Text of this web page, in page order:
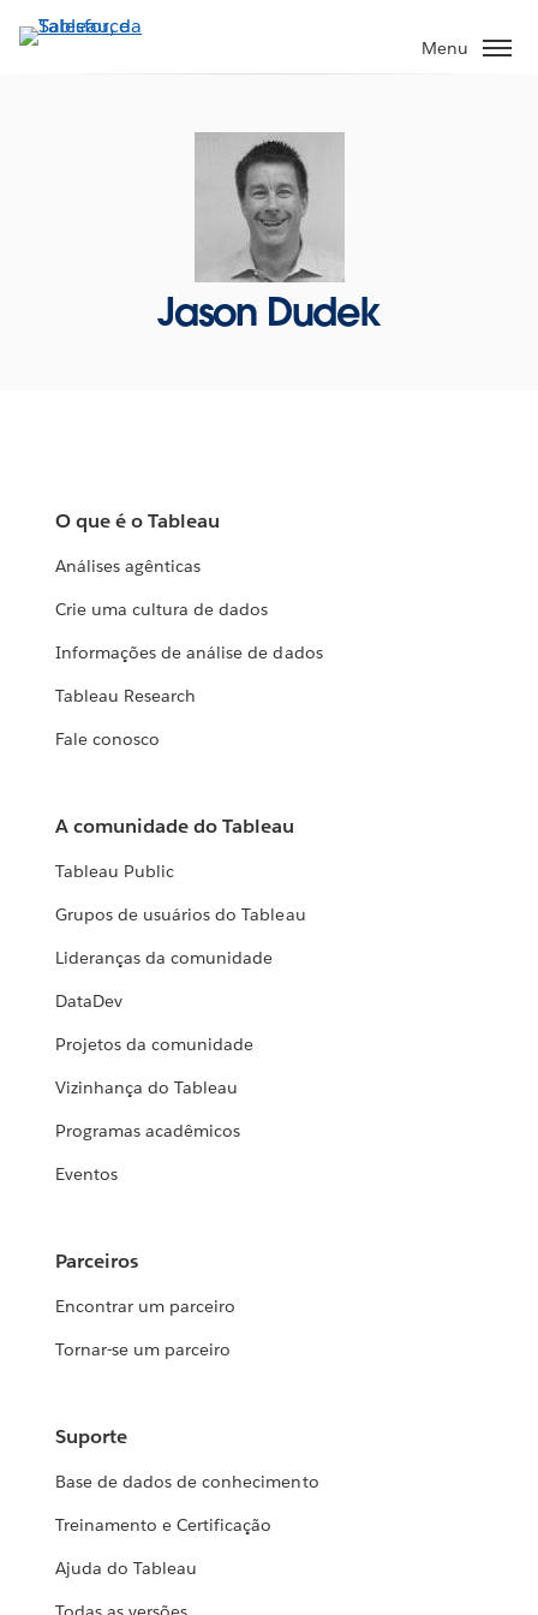
Pular
para
Menu
Jason Dudek
O que é o Tableau
Análises agênticas
Crie uma cultura de dados
Informações de análise de dados
Tableau Research
Fale conosco
A comunidade do Tableau
Tableau Public
Grupos de usuários do Tableau
Lideranças da comunidade
DataDev
Projetos da comunidade
Vizinhança do Tableau
Programas acadêmicos
Eventos
Parceiros
Encontrar um parceiro
Tornar-se um parceiro
Suporte
Base de dados de conhecimento
Treinamento e Certificação
Ajuda do Tableau